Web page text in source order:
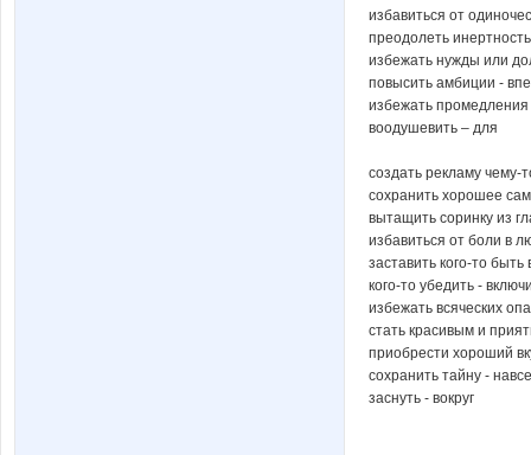
избавиться от
преодолеть
избежать нужды или
повысить амбиции -
избежать
воодушевить – для
создать рекламу чему-
сохранить хорошее
вытащить соринку из
избавиться от боли в
заставить кого-то
кого-то убедить -
избежать всяческих
стать красивым и
приобрести хороший
сохранить тайну -
заснуть - вокруг